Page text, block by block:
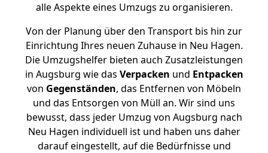
alle Aspekte eines Umzugs zu organisieren.
Von der Planung über den Transport bis hin zur
Einrichtung Ihres neuen Zuhause in Neu Hagen.
Die Umzugshelfer bieten auch Zusatzleistungen
in Augsburg wie das Verpacken und Entpacken
von Gegenständen, das Entfernen von Möbeln
und das Entsorgen von Müll an. Wir sind uns
bewusst, dass jeder Umzug von Augsburg nach
Neu Hagen individuell ist und haben uns daher
darauf eingestellt, auf die Bedürfnisse und